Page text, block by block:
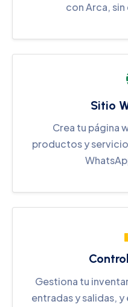
con Arca,
Sitio
Crea tu página
productos y
Gestiona tu
entradas y salidas,